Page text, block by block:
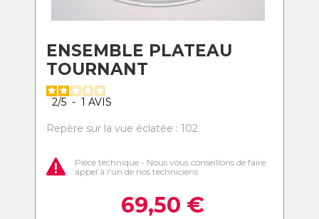
ENSEMBLE PLATEAU
TOURNANT
2/5 - 1 AVIS
Repère sur la vue éclatée : 102
Pièce technique - Nous vous conseillons de faire
appel à l'un de nos techniciens
69,50 €